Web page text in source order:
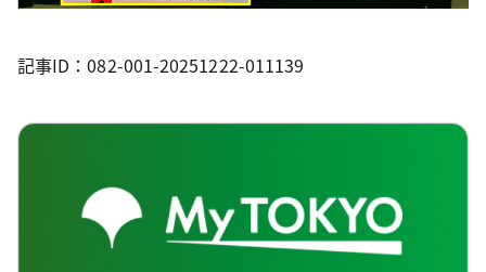
記事ID：082-001-20251222-011139